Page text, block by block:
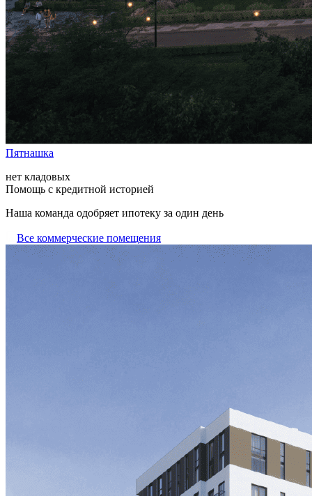
Пятнашка
нет кладовых
Помощь с кредитной историей
Наша команда одобряет ипотеку за один день
Все коммерческие помещения